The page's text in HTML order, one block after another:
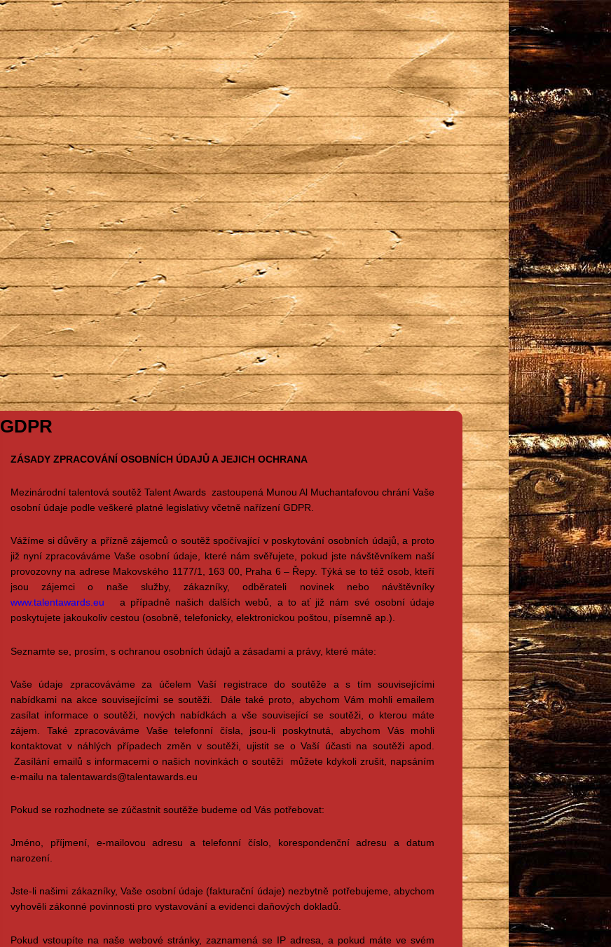
GDPR
ZÁSADY ZPRACOVÁNÍ OSOBNÍCH ÚDAJŮ A JEJICH OCHRANA
Mezinárodní talentová soutěž Talent Awards zastoupená Munou Al Muchantafovou chrání Vaše
osobní údaje podle veškeré platné legislativy včetně nařízení GDPR.
Vážíme si důvěry a přízně zájemců o soutěž spočívající v poskytování osobních údajů, a proto
již nyní zpracováváme Vaše osobní údaje, které nám svěřujete, pokud jste návštěvníkem naší
provozovny na adrese Makovského 1177/1, 163 00, Praha 6 – Řepy. Týká se to též osob, kteří
jsou zájemci o naše služby, zákazníky, odběrateli novinek nebo návštěvníky
www.talentawards.eu a případně našich dalších webů, a to ať již nám své osobní údaje
poskytujete jakoukoliv cestou (osobně, telefonicky, elektronickou poštou, písemně ap.).
Seznamte se, prosím, s ochranou osobních údajů a zásadami a právy, které máte:
Vaše údaje zpracováváme za účelem Vaší registrace do soutěže a s tím souvisejícími
nabídkami na akce souvisejícími se soutěži. Dále také proto, abychom Vám mohli emailem
zasílat informace o soutěži, nových nabídkách a vše související se soutěži, o kterou máte
zájem. Také zpracováváme Vaše telefonní čísla, jsou-li poskytnutá, abychom Vás mohli
kontaktovat v náhlých případech změn v soutěži, ujistit se o Vaší účasti na soutěži apod.
Zasílání emailů s informacemi o našich novinkách o soutěži můžete kdykoli zrušit, napsáním
e-mailu na talentawards@talentawards.eu
Pokud se rozhodnete se zúčastnit soutěže budeme od Vás potřebovat:
Jméno, příjmení, e-mailovou adresu a telefonní číslo, korespondenční adresu a datum
narození.
Jste-li našimi zákazníky, Vaše osobní údaje (fakturační údaje) nezbytně potřebujeme, abychom
vyhověli zákonné povinnosti pro vystavování a evidenci daňových dokladů.
Pokud vstoupíte na naše webové stránky, zaznamená se IP adresa, a pokud máte ve svém